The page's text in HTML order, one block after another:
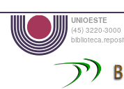
UNIOESTE
(45) 3220-3000